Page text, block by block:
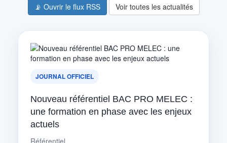
📡 Ouvrir le flux RSS Voir toutes les actualités
JOURNAL OFFICIEL
Nouveau référentiel BAC PRO MELEC :
une formation en phase avec les enjeux
actuels
Référentiel